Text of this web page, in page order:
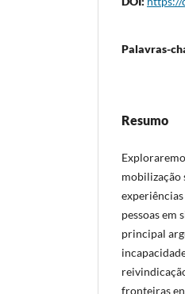
Palavras-
Resumo
mobilização
pessoas em
principal
fronteiras